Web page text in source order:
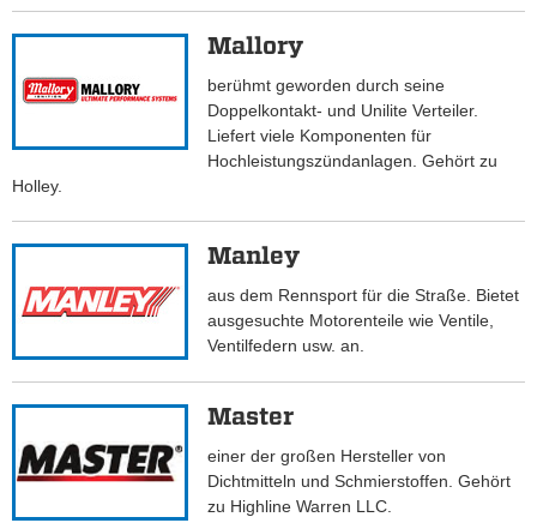
Mallory
berühmt geworden durch seine
Doppelkontakt- und Unilite Verteiler.
Liefert viele Komponenten für
Hochleistungszündanlagen. Gehört zu
Holley.
Manley
aus dem Rennsport für die Straße. Bietet
ausgesuchte Motorenteile wie Ventile,
Ventilfedern usw. an.
Master
einer der großen Hersteller von
Dichtmitteln und Schmierstoffen. Gehört
zu Highline Warren LLC.